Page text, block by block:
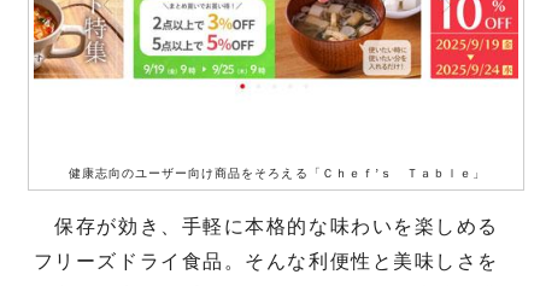
健康志向のユーザー向け商品をそろえる「Ｃｈｅｆ’ｓ Ｔａｂｌｅ」
保存が効き、手軽に本格的な味わいを楽しめる
フリーズドライ食品。そんな利便性と美味しさを